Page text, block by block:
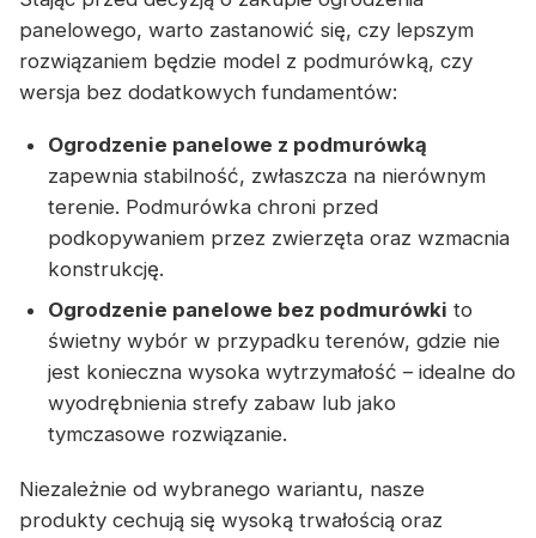
panelowego, warto zastanowić się, czy lepszym
rozwiązaniem będzie model z podmurówką, czy
wersja bez dodatkowych fundamentów:
Ogrodzenie panelowe z podmurówką
zapewnia stabilność, zwłaszcza na nierównym
terenie. Podmurówka chroni przed
podkopywaniem przez zwierzęta oraz wzmacnia
konstrukcję.
Ogrodzenie panelowe bez podmurówki to
świetny wybór w przypadku terenów, gdzie nie
jest konieczna wysoka wytrzymałość – idealne do
wyodrębnienia strefy zabaw lub jako
tymczasowe rozwiązanie.
Niezależnie od wybranego wariantu, nasze
produkty cechują się wysoką trwałością oraz